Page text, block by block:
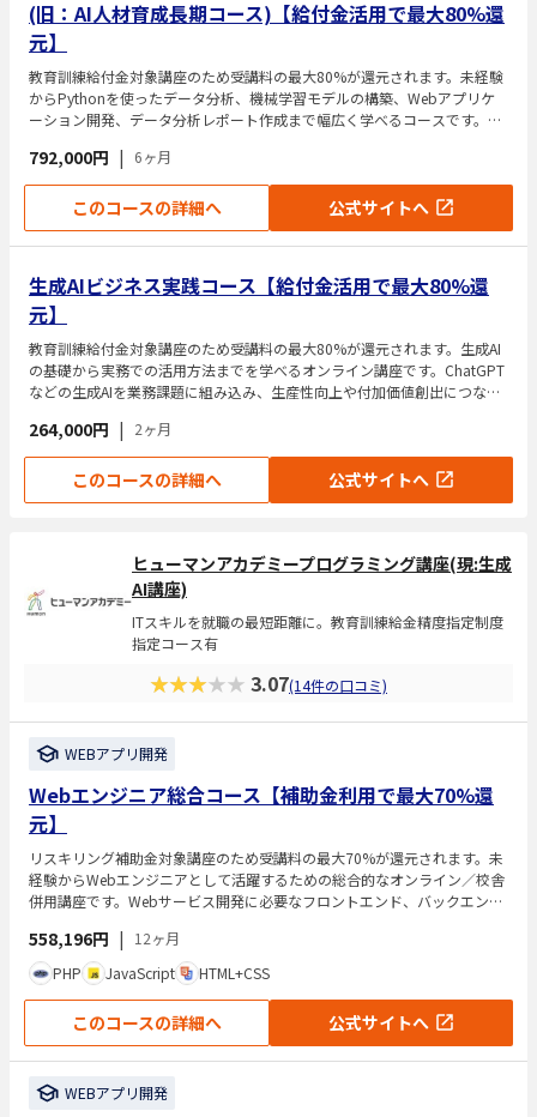
(旧：AI人材育成長期コース)【給付金活用で最大80%還
元】
教育訓練給付金対象講座のため受講料の最大80%が還元されます。未経験
からPythonを使ったデータ分析、機械学習モデルの構築、Webアプリケ
ーション開発、データ分析レポート作成まで幅広く学べるコースです。コ
らに、給付金の利用で受講料の最大70%還付（最大554,000円）とお得に
受講できます。
792,000円 | 6ヶ月
このコースの詳細へ 公式サイトへ
生成AIビジネス実践コース【給付金活用で最大80%還
元】
教育訓練給付金対象講座のため受講料の最大80%が還元されます。生成AI
の基礎から実務での活用方法までを学べるオンライン講座です。ChatGPT
などの生成AIを業務課題に組み込み、生産性向上や付加価値創出につなげ
ントの作成など、実践的な生成AIの活用スキルを段階的に習得できます。
普段の仕事にAIを活かしたいビジネスパーソン向けのカリキュラムです。
264,000円 | 2ヶ月
このコースの詳細へ 公式サイトへ
ヒューマンアカデミープログラミング講座(現:生成
AI講座)
ITスキルを就職の最短距離に。教育訓練給金精度指定制度
指定コース有
★★★★★ 3.07(14件の口コミ)
WEBアプリ開発
Webエンジニア総合コース【補助金利用で最大70%還
元】
リスキリング補助金対象講座のため受講料の最大70%が還元されます。未
経験からWebエンジニアとして活躍するための総合的なオンライン／校舎
併用講座です。Webサービス開発に必要なフロントエンド、バックエン
べます。現役エンジニア講師による直接指導やチャット質問、専任カウン
セラーによる学習サポートがあり、学習からキャリア形成まで包括的に支
援します。
558,196円 |
12ヶ月
PHP
JavaScript HTML+CSS
このコースの詳細へ 公式サイトへ
WEBアプリ開発